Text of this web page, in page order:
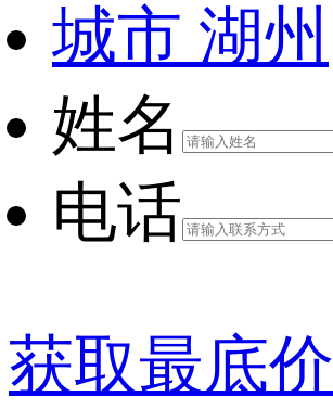
城市 湖州
姓名
电话
获取最底价